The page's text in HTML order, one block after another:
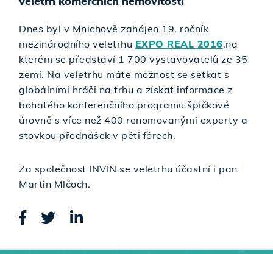
Dnes byl v Mnichově zahájen 19. ročník
mezinárodního veletrhu EXPO REAL 2016,na
kterém se představí 1 700 vystavovatelů ze 35
zemí. Na veletrhu máte možnost se setkat s
globálními hráči na trhu a získat informace z
bohatého konferenčního programu špičkové
úrovně s více než 400 renomovanými experty a
stovkou přednášek v pěti fórech.
Za společnost INVIN se veletrhu účastní i pan
Martin Mlčoch.